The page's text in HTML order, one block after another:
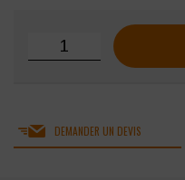
quantité de Veste de
DEMANDER UN DEVIS